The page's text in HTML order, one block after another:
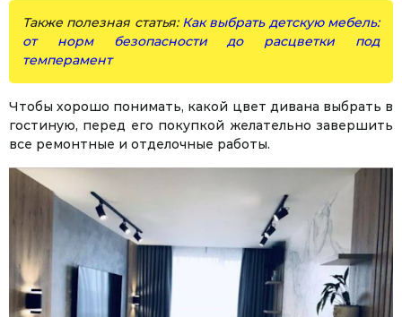
Также полезная статья: Как выбрать детскую мебель:
от норм безопасности до расцветки под
темперамент
Чтобы хорошо понимать, какой цвет дивана выбрать в
гостиную, перед его покупкой желательно завершить
все ремонтные и отделочные работы.